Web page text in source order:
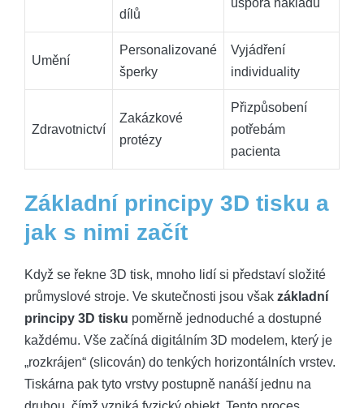
dílů
úspora nákladů
Umění
Personalizované
šperky
Vyjádření
individuality
Zdravotnictví
Zakázkové
protézy
Přizpůsobení
potřebám
pacienta
Základní principy 3D tisku a
jak s nimi začít
Když se řekne 3D tisk, mnoho lidí si představí složité
průmyslové stroje. Ve skutečnosti jsou však základní
principy 3D tisku poměrně jednoduché a dostupné
každému. Vše začíná digitálním 3D modelem, který je
„rozkrájen“ (slicován) do tenkých horizontálních vrstev.
Tiskárna pak tyto vrstvy postupně nanáší jednu na